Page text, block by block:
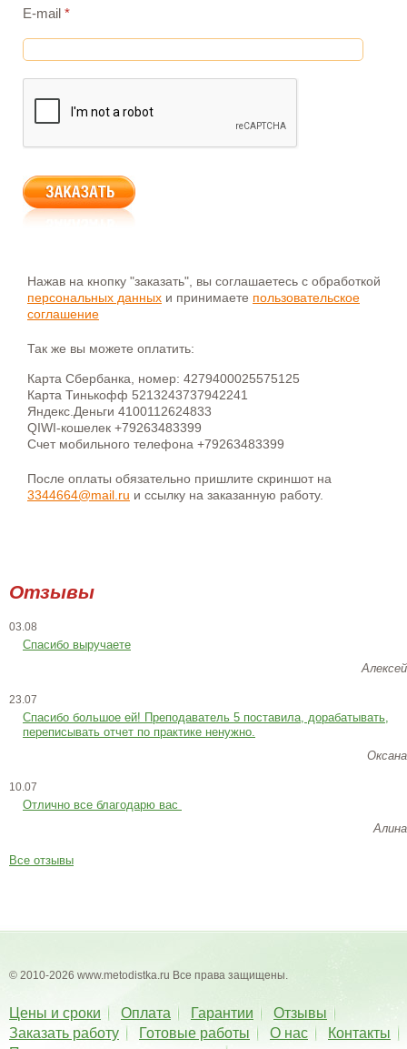
E-mail *
Нажав на кнопку "заказать", вы соглашаетесь с обработкой
персональных данных и принимаете пользовательское
соглашение
Так же вы можете оплатить:
Карта Сбербанка, номер: 4279400025575125
Карта Тинькофф 5213243737942241
Яндекс.Деньги 4100112624833
QIWI-кошелек +79263483399
Счет мобильного телефона +79263483399
После оплаты обязательно пришлите скриншот на
3344664@mail.ru и ссылку на заказанную работу.
Отзывы
03.08
Спасибо выручаете
Алексей
23.07
Cпасибо большое ей! Преподаватель 5 поставила, дорабатывать,
переписывать отчет по практике ненужно.
Оксана
10.07
Отлично все благодарю вас
Алина
Все отзывы
© 2010-2026 www.metodistka.ru Все права защищены.
Цены и сроки Оплата Гарантии
Отзывы
Заказать работу
Готовые работы О нас
Контакты